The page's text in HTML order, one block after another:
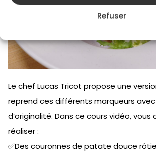
Refuser
Le chef Lucas Tricot propose une
reprend ces différents marqueurs
d’originalité. Dans ce cours vidéo, vous
réaliser :
✅Des couronnes de patate douce